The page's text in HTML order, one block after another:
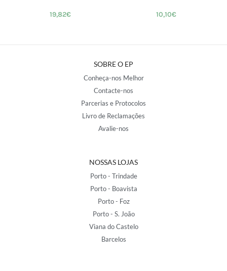
19,82€ 10,10€
SOBRE O EP
Conheça-nos Melhor
Contacte-nos
Parcerias e Protocolos
Livro de Reclamações
Avalie-nos
NOSSAS LOJAS
Porto - Trindade
Porto - Boavista
Porto - Foz
Porto - S. João
Viana do Castelo
Barcelos